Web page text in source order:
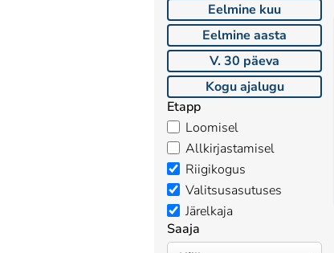
Eelmine kuu
Eelmine aasta
V. 30 päeva
Kogu ajalugu
Etapp
Loomisel
Allkirjastamisel
Riigikogus
Valitsusasutuses
Järelkaja
Saaja